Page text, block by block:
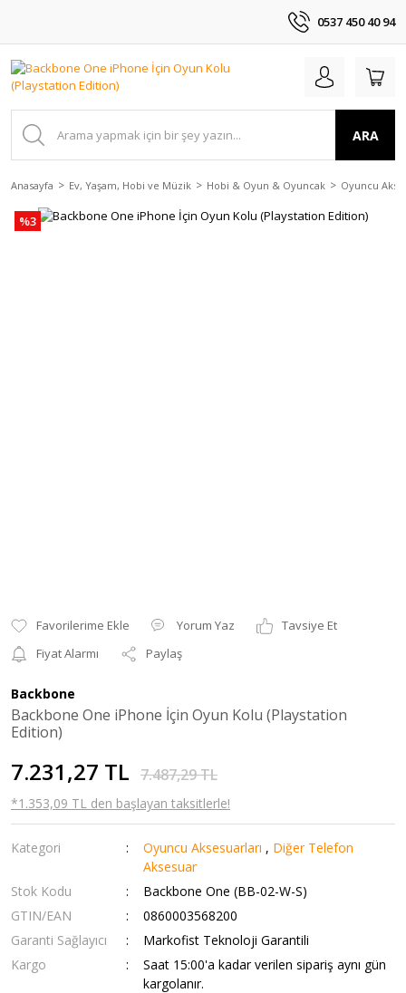
0537 450 40 94
ARA
Anasayfa Ev, Yaşam, Hobi ve Müzik Hobi & Oyun & Oyuncak Oyuncu
%3
Yorum Yaz
Tavsiye Et
Fiyat Alarmı
Paylaş
Backbone
Backbone One iPhone İçin Oyun Kolu (Playstation
Edition)
7.231,27 TL 7.487,29 TL
*1.353,09 TL den başlayan taksitlerle!
Kategori Oyuncu Aksesuarları , Diğer Telefon
Aksesuar
Stok Kodu
Backbone One (BB-02-W-S)
GTIN/EAN
0860003568200
Garanti Sağlayıcı
Markofist Teknoloji Garantili
Kargo
Saat 15:00'a kadar verilen sipariş aynı gün
kargolanır.